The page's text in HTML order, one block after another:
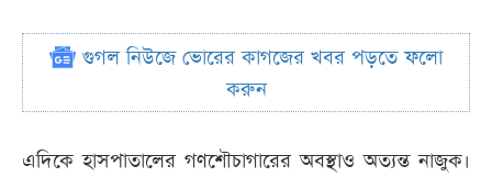
গুগল নিউজে ভোরের কাগজের খবর পড়তে ফলো
করুন
এদিকে হাসপাতালের গণশৌচাগারের অবস্থাও অত্যন্ত নাজুক।